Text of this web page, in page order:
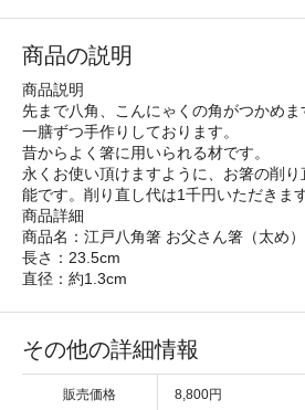
商品の説明
商品説明
先まで八角、こんにゃくの角がつかめま
一膳ずつ手作りしております。
昔からよく箸に用いられる材です。
永くお使い頂けますように、お箸の削
能です。削り直し代は1千円いただきます
商品詳細
商品名：江戸八角箸 お父さん箸（太め）
長さ：23.5cm
直径：約1.3cm
その他の詳細情報
販売価格 8,800円